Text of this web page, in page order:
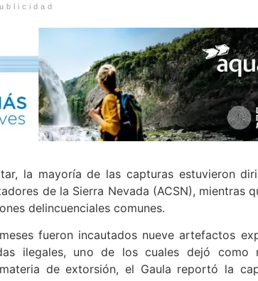
la mayoría de las capturas estuvieron
de la Sierra Nevada (ACSN), mientras
delincuenciales comunes.
fueron incautados nueve artefactos
ilegales, uno de los cuales dejó como
de extorsión, el Gaula reportó la